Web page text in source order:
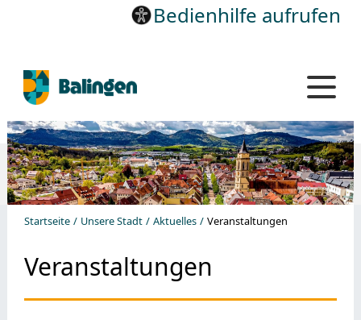
Bedienhilfe aufrufen
Startseite Unsere Stadt Aktuelles Veranstaltungen
Veranstaltungen